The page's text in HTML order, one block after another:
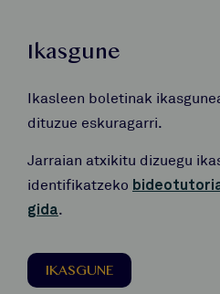
Ikasgune
Ikasleen boletinak
dituzue eskuragarri.
Jarraian atxikitu dizuegu
identifikatzeko
gida.
IKASGUNE